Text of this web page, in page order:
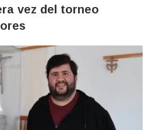
vez del torneo